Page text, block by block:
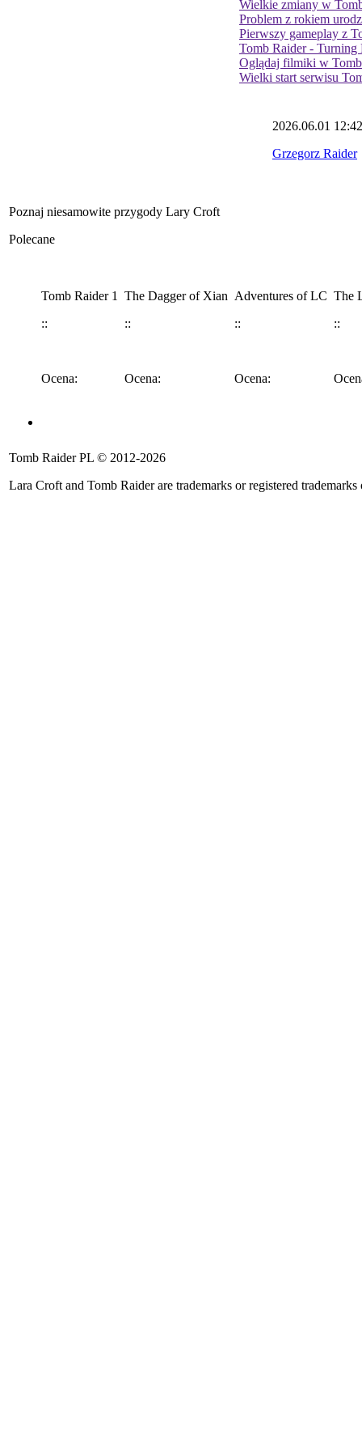
Wielkie zmiany w
Problem z rokiem
Pierwszy gameplay z
Tomb Raider - Turning
Oglądaj filmiki w
Wielki start serwisu
2026.06.01 12:42
Grzegorz Raider
Poznaj niesamowite przygody Lary Croft
Polecane
Tomb Raider 1
::
Ocena:
The Dagger of Xian
::
Ocena:
Adventures of LC
::
Ocena:
The
::
Tomb Raider PL © 2012-2026
Lara Croft and Tomb Raider are trademarks or registered